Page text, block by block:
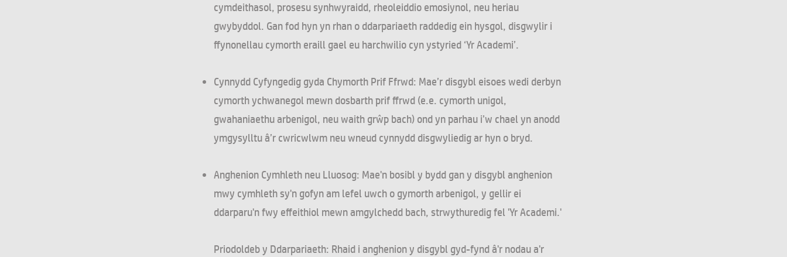
cymdeithasol, prosesu synhwyraidd, rheoleiddio emosiynol, neu heriau
gwybyddol. Gan fod hyn yn rhan o ddarpariaeth raddedig ein hysgol, disgwylir i
ffynonellau cymorth eraill gael eu harchwilio cyn ystyried ‘Yr Academi’.
Cynnydd Cyfyngedig gyda Chymorth Prif Ffrwd: Mae’r disgybl eisoes wedi derbyn
cymorth ychwanegol mewn dosbarth prif ffrwd (e.e. cymorth unigol,
gwahaniaethu arbenigol, neu waith grŵp bach) ond yn parhau i’w chael yn anodd
ymgysylltu â’r cwricwlwm neu wneud cynnydd disgwyliedig ar hyn o bryd.
Anghenion Cymhleth neu Lluosog: Mae'n bosibl y bydd gan y disgybl anghenion
mwy cymhleth sy'n gofyn am lefel uwch o gymorth arbenigol, y gellir ei
ddarparu'n fwy effeithiol mewn amgylchedd bach, strwythuredig fel 'Yr Academi.'
Priodoldeb y Ddarpariaeth: Rhaid i anghenion y disgybl gyd-fynd â'r nodau a'r